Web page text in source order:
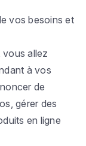
vos besoins et
vous allez
à vos
de
gérer des
en ligne